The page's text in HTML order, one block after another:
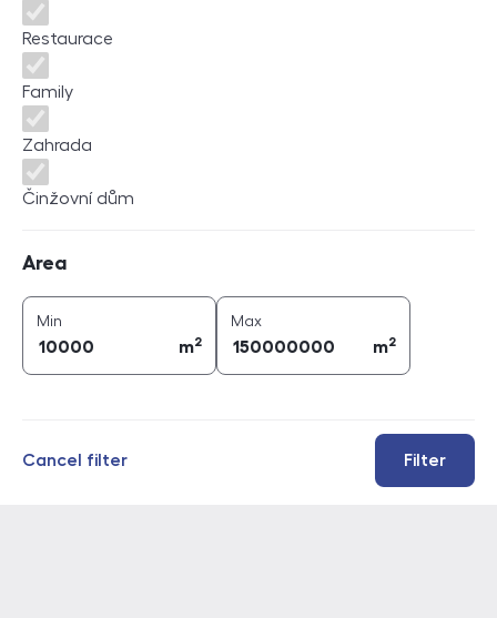
Restaurace
Family
Zahrada
Činžovní dům
Area
Min
m2
Maxarea (
m2
Filter
Cancel filter